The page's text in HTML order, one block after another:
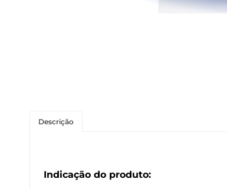
Descrição
Indicação do produto: